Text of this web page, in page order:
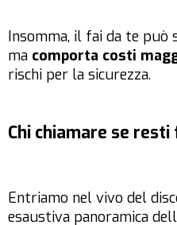
Insomma, il fai da te può
ma comporta costi
rischi per la sicurezza.
Chi chiamare se resti
Entriamo nel vivo del
esaustiva panoramica